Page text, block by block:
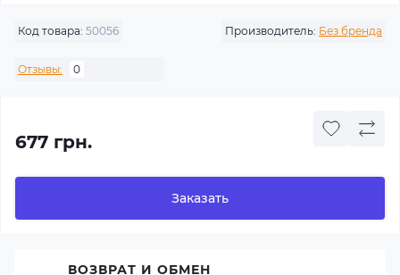
Код товара: 50056 Производитель: Без бренда
Отзывы: 0
677 грн.
Заказать
ВОЗВРАТ И ОБМЕН